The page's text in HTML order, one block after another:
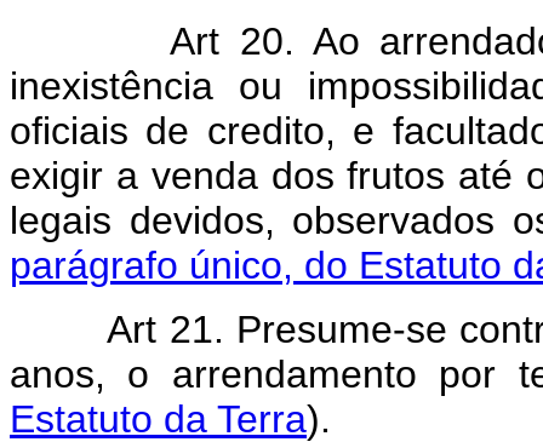
Art 20. Ao
inexistência ou
oficiais de credito, e
exigir a venda dos frutos até
legais devidos, observados
parágrafo único, do Estatuto
Art 21. Presume-se
anos, o arrendamento por
Estatuto da Terra).